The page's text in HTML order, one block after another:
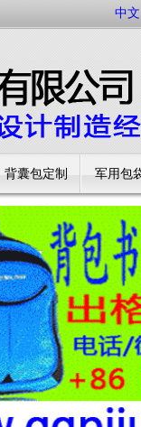
中文
背囊包定制 军用包